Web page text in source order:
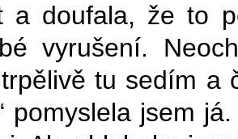
a doufala, že to
vyrušení.
tu sedím a
pomyslela jsem